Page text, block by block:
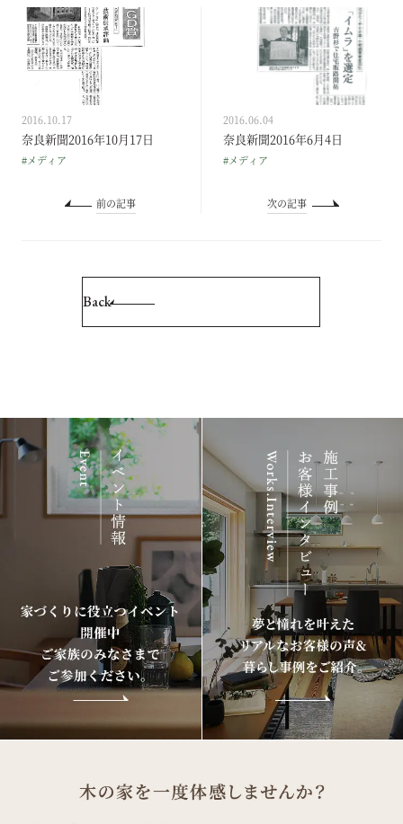
2016.10.17
奈良新聞2016年10月17日
#メディア
前の記事
2016.06.04
奈良新聞2016年6月4日
#メディア
次の記事
Back